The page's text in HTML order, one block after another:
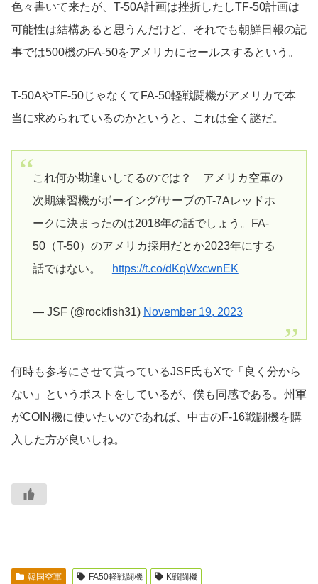
色々書いて来たが、T-50A計画は挫折したしTF-50計画は
可能性は結構あると思うんだけど、それでも朝鮮日報の記
事では500機のFA-50をアメリカにセールスするという。
T-50AやTF-50じゃなくてFA-50軽戦闘機がアメリカで本
当に求められているのかというと、これは全く謎だ。
これ何か勘違いしてるのでは？ アメリカ空軍の
次期練習機がボーイング/サーブのT-7Aレッドホ
ークに決まったのは2018年の話でしょう。FA-
50（T-50）のアメリカ採用だとか2023年にする
話ではない。
https://t.co/dKqWxcwnEK
— JSF (@rockfish31) November 19, 2023
何時も参考にさせて貰っているJSF氏もXで「良く分から
ない」というポストをしているが、僕も同感である。州軍
がCOIN機に使いたいのであれば、中古のF-16戦闘機を購
入した方が良いしね。
韓国空軍 FA50軽戦闘機 K戦闘機